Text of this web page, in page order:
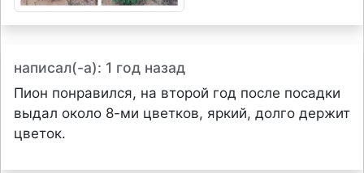
написал(-а): 1 год назад
Пион понравился, на второй год после посадки
выдал около 8-ми цветков, яркий, долго держит
цветок.